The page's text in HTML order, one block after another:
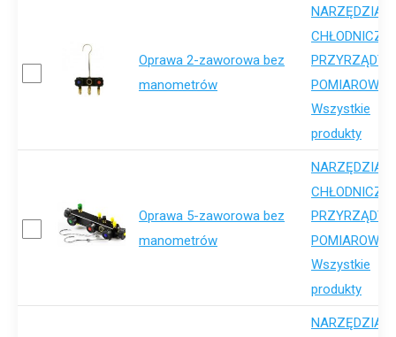
Oprawa 2-zaworowa bez
manometrów
NARZĘDZIA
CHŁODNICZE
PRZYRZĄDY
POMIAROWE
Wszystkie
produkty
Oprawa 5-zaworowa bez
manometrów
NARZĘDZIA
CHŁODNICZE
PRZYRZĄDY
POMIAROWE
Wszystkie
produkty
NARZĘDZIA